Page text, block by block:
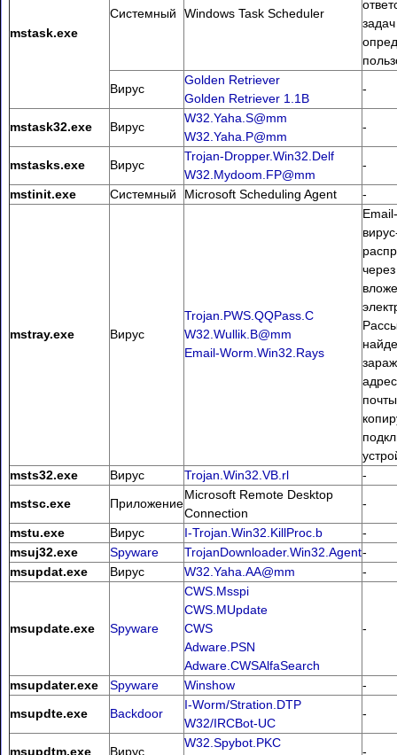
mstask.exe
Системный Windows Task Scheduler
Вирус
Golden Retriever
Golden Retriever 1.1B
-
mstask32.exe Вирус
W32.Yaha.S@mm
W32.Yaha.P@mm
-
mstasks.exe Вирус
Trojan-Dropper.Win32.Delf
W32.Mydoom.FP@mm
-
mstinit.exe Системный Microsoft Scheduling Agent -
mstray.exe Вирус
Trojan.PWS.QQPass.C
W32.Wullik.B@mm
Email-Worm.Win32.Rays
msts32.exe
Вирус Trojan.Win32.VB.rl
-
mstsc.exe
Приложение
Microsoft Remote Desktop
Connection
-
mstu.exe Вирус I-Trojan.Win32.KillProc.b
-
msuj32.exe
Spyware TrojanDownloader.Win32.Agent-
msupdat.exe
Вирус W32.Yaha.AA@mm -
msupdate.exe Spyware
CWS.Msspi
CWS.MUpdate
CWS
Adware.PSN
Adware.CWSAlfaSearch
-
msupdater.exe Spyware Winshow
-
msupdte.exe
Backdoor
I-Worm/Stration.DTP
W32/IRCBot-UC
-
msupdtm.exe Вирус
W32.Spybot.PKC
-